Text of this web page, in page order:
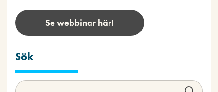
Se webbinar här!
Sök